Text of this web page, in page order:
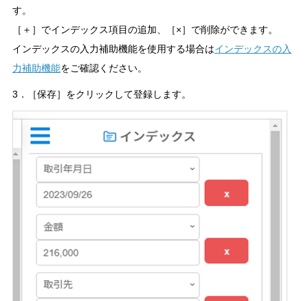
す。
［＋］でインデックス項目の追加、［×］で削除ができます。
インデックスの入力補助機能を使用する場合はインデックスの入
力補助機能をご確認ください。
3．［保存］をクリックして登録します。